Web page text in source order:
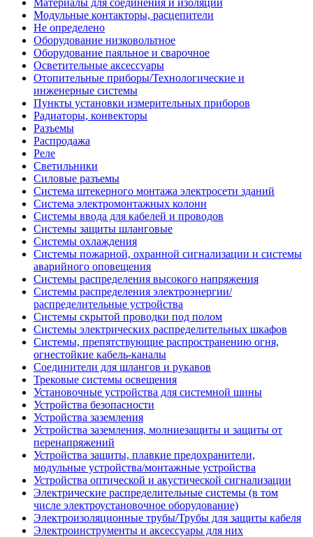
Материалы для соединения и изоляции
Модульные контакторы, расцепители
Не определено
Оборудование низковольтное
Оборудование паяльное и сварочное
Осветительные аксессуары
Отопительные приборы/Технологические и
инженерные системы
Пункты установки измерительных приборов
Радиаторы, конвекторы
Разъемы
Распродажа
Реле
Светильники
Силовые разъемы
Система штекерного монтажа электросети зданий
Система электромонтажных колонн
Системы ввода для кабелей и проводов
Системы защиты шланговые
Системы охлаждения
Системы пожарной, охранной сигнализации и системы
аварийного оповещения
Системы распределения высокого напряжения
Системы распределения электроэнергии/
распределительные устройства
Системы скрытой проводки под полом
Системы электрических распределительных шкафов
Системы, препятствующие распространению огня,
огнестойкие кабель-каналы
Соединители для шлангов и рукавов
Трековые системы освещения
Установочные устройства для системной шины
Устройства безопасности
Устройства заземления
Устройства заземления, молниезащиты и защиты от
перенапряжений
Устройства защиты, плавкие предохранители,
модульные устройства/монтажные устройства
Устройства оптической и акустической сигнализации
Электрические распределительные системы (в том
числе электроустановочное оборудование)
Электроизоляционные трубы/Трубы для защиты кабеля
Электроинструменты и аксессуары для них